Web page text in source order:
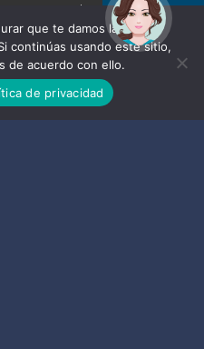
que te damos la mejor
continúas usando este sitio,
de acuerdo con ello.
de privacidad
Noy. ¿Puedo